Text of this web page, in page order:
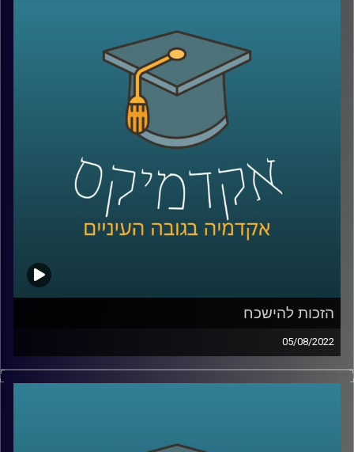
הצד השני של אותו המטבע. עם זאת, עו"ד דן חי, מומחה לדיני
פרטיות, סייבר ודיגיטל ומרצה הקורס פרטיות בעידן הדיגיטל,
מסביר שזה לא בדיוק כך. האזינו לחלק השלישי והאחרון
לשיחה עם עו"ד דן חי על פרטיות בעידן הדיגיטל –
לשיחה עם עו"ד דן חי על הזכות להישכח – לחצו כאן
קרדיט תמונות:AudioVersity
הזכות להישכח
05/08/2022
היום יש ילדים שעם היוולדם הוריהם פותחים להם חשבון
אינסטגרם, עיתונים ישנים כבר מזמן לא משמשים לעיטוף
עשור, בלחיצת כפתור. אלו, הובילו את האיחוד האירופי ומדינות